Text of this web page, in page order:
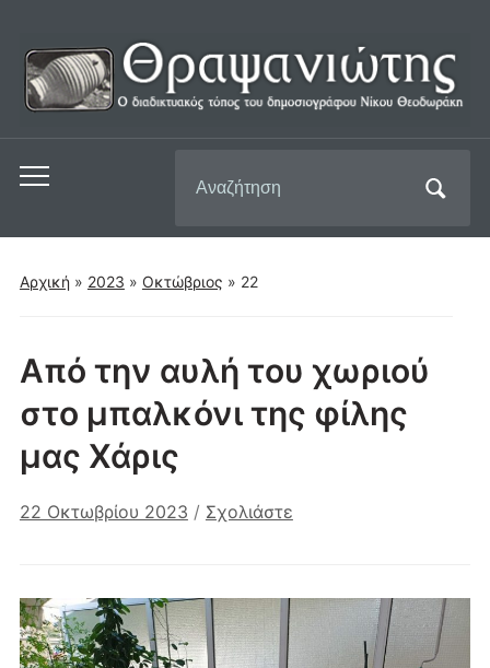
Εναλλαγή
μενού
για
για:
Αρχική » 2023 » Οκτώβριος » 22
Από την αυλή του χωριού
στο μπαλκόνι της φίλης
μας Χάρις
22 Οκτωβρίου 2023 / Σχολιάστε